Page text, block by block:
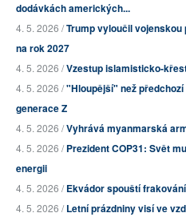
dodávkách amerických...
4. 5. 2026 /Trump vyloučil
na rok 2027
4. 5. 2026 /Vzestup islamisticko-
4. 5. 2026 /"Hloupější" než
generace Z
4. 5. 2026 /Vyhrává myanmarská
4. 5. 2026 /Prezident COP31: Svět
energii
4. 5. 2026 /Ekvádor spouští
4. 5. 2026 /Letní prázdniny visí ve